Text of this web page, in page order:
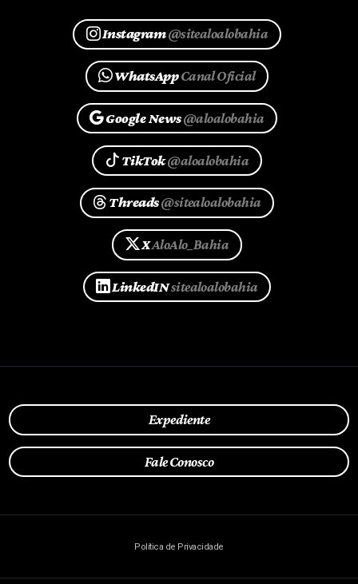
Instagram@sitealoalobahia
WhatsAppCanal Oficial
Google News@aloalobahia
TikTok@aloalobahia
Threads@sitealoalobahia
XAloAlo_Bahia
LinkedINsitealoalobahia
Expediente
Fale Conosco
Política de Privacidade